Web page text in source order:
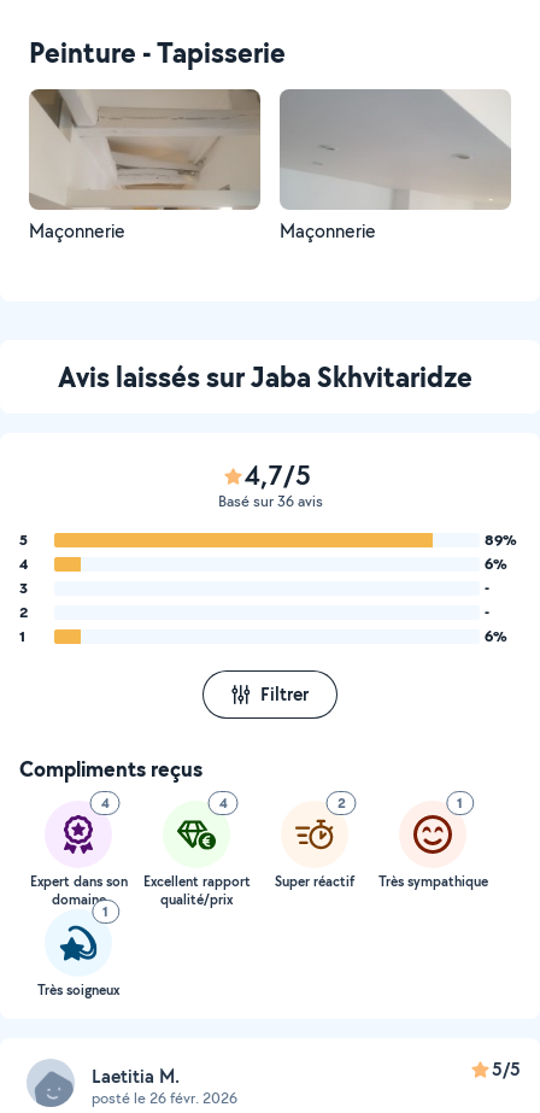
Peinture - Tapisserie
Maçonnerie Maçonnerie
Avis laissés sur Jaba Skhvitaridze
4,7/5
Basé sur 36 avis
5
89%
4
6%
3
-
2
-
1
6%
Filtrer
Compliments reçus
4
Expert dans son
domaine
4
Excellent rapport
qualité/prix
2
Super réactif
1
Très sympathique
1
Très soigneux
Laetitia M.
posté le 26 févr. 2026
5/5